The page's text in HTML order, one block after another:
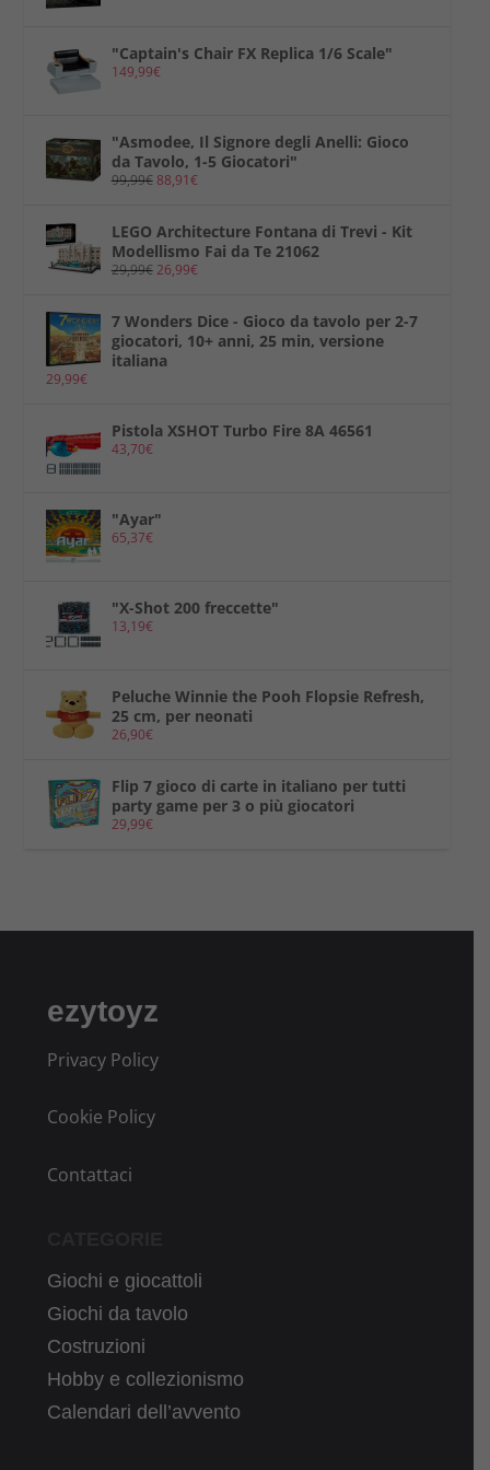
o
o
i
g
i
n
a
l
e
e
r
:
5
,
9
€
.
o
t
u
a
l
e
è
4
7
"Captain's Chair FX Replica 1/6 Scale"
149,99€
"Asmodee, Il Signore degli Anelli: Gioco
da Tavolo, 1-5 Giocatori"
99,99€88,91€
LEGO Architecture Fontana di Trevi - Kit
Modellismo Fai da Te 21062
29,99€26,99€
7 Wonders Dice - Gioco da tavolo per 2-7
giocatori, 10+ anni, 25 min, versione
italiana
29,99€
Pistola XSHOT Turbo Fire 8A 46561
43,70€
"Ayar"
65,37€
"X-Shot 200 freccette"
13,19€
Peluche Winnie the Pooh Flopsie Refresh,
25 cm, per neonati
26,90€
Flip 7 gioco di carte in italiano per tutti
party game per 3 o più giocatori
29,99€
ezytoyz
Privacy Policy
Cookie Policy
Contattaci
Giochi e giocattoli
Giochi da tavolo
Costruzioni
Hobby e collezionismo
Calendari dell’avvento